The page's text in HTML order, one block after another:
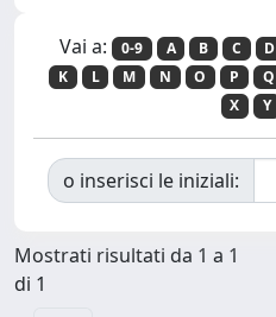
Vai a: 0-9 A B C D
K
L M N O P Q
X
Y
o inserisci le iniziali:
Mostrati risultati da 1 a 1
di 1